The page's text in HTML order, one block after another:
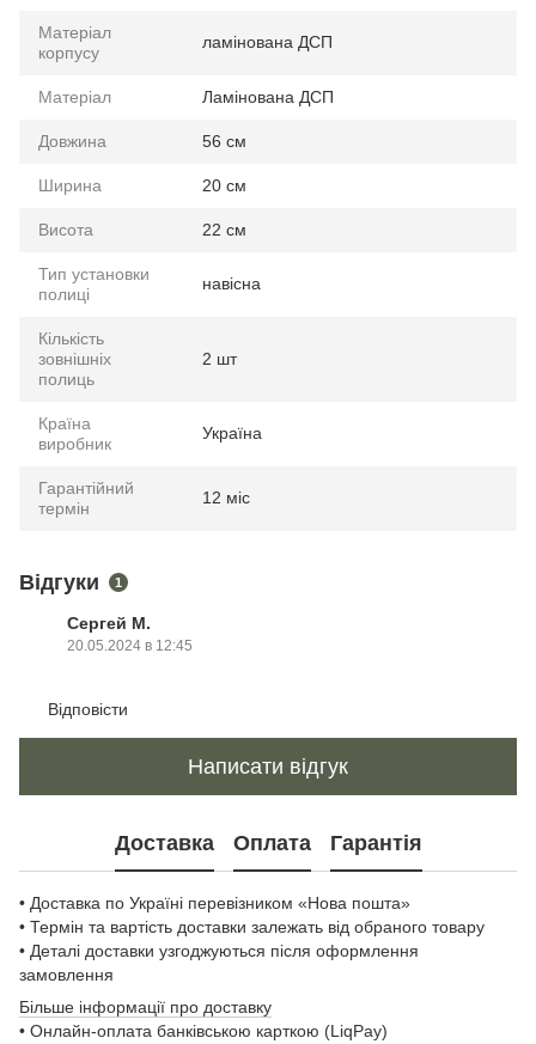
Матеріал
корпусу
ламінована ДСП
Матеріал Ламінована ДСП
Довжина 56 см
Ширина 20 см
Висота 22 см
Тип установки
полиці
навісна
Кількість
зовнішніх
полиць
2 шт
Країна
виробник
Україна
Гарантійний
термін
12 міс
Відгуки 1
Сергей М.
20.05.2024 в 12:45
Відповісти
Написати відгук
Доставка Оплата Гарантія
• Доставка по Україні перевізником «Нова пошта»
• Термін та вартість доставки залежать від обраного товару
• Деталі доставки узгоджуються після оформлення
замовлення
Більше інформації про доставку
• Онлайн-оплата банківською карткою (LiqPay)